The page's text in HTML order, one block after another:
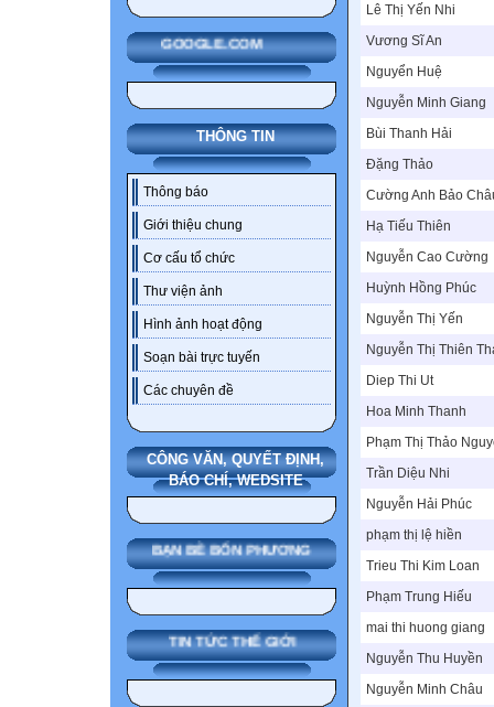
GOOGLE.COM
THÔNG TIN
Thông báo
Giới thiệu chung
Cơ cấu tổ chức
Thư viện ảnh
Hình ảnh hoạt động
Soạn bài trực tuyến
Các chuyên đề
CÔNG VĂN, QUYẾT ĐỊNH,
BÁO CHÍ, WEDSITE
BẠN BÈ BỐN PHƯƠNG
TIN TỨC THẾ GIỚI
Lê Thị Yến Nhi
Vương Sĩ An
Nguyển Huệ
Nguyễn Minh Giang
Bùi Thanh Hải
Đặng Thảo
Cường Anh Bảo
Hạ Tiếu Thiên
Nguyễn Cao Cường
Huỳnh Hồng Phúc
Nguyễn Thị Yến
Nguyễn Thị Thiên
Diep Thi Ut
Hoa Minh Thanh
Phạm Thị Thảo
Trần Diệu Nhi
Nguyễn Hải Phúc
phạm thị lệ hiền
Trieu Thi Kim Loan
Phạm Trung Hiếu
mai thi huong giang
Nguyễn Thu Huyền
Nguyễn Minh Châu